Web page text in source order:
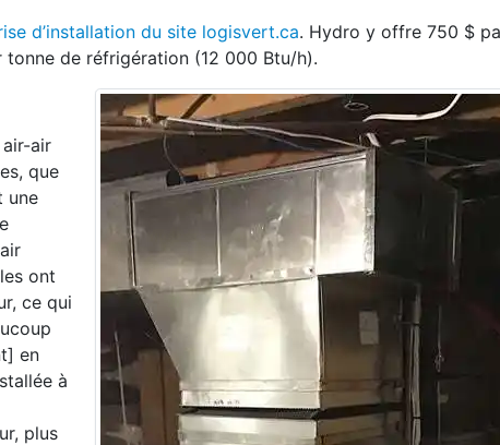
d’installation du site logisvert.ca. Hydro y offre 750 $
tonne de réfrigération (12 000 Btu/h).
air
que
une
air
ont
ce qui
en
lée à
plus